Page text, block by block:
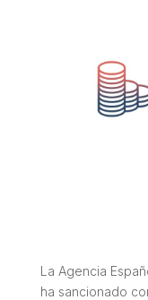
La Agencia
ha sancionado